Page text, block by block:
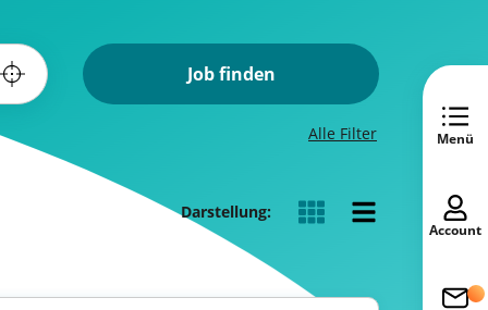
Job finden
Alle Filter
Darstellung:
Menü
Account